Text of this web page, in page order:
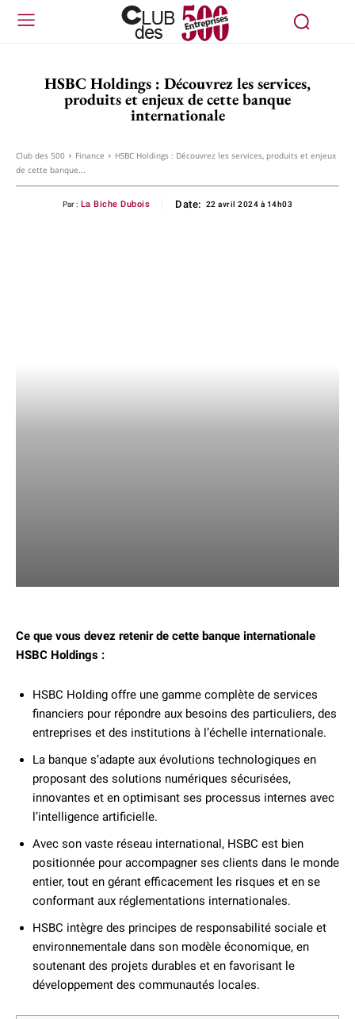
HSBC Holdings : Découvrez les services,
produits et enjeux de cette banque
internationale
Club des 500 Finance
HSBC Holdings : Découvrez les services, produits et enjeux
de cette banque...
Par : La Biche Dubois Date: 22 avril 2024 à 14h03
Ce que vous devez retenir de cette banque internationale
HSBC Holdings :
HSBC Holding offre une gamme complète de services
financiers pour répondre aux besoins des particuliers, des
entreprises et des institutions à l’échelle internationale.
La banque s’adapte aux évolutions technologiques en
proposant des solutions numériques sécurisées,
innovantes et en optimisant ses processus internes avec
l’intelligence artificielle.
Avec son vaste réseau international, HSBC est bien
positionnée pour accompagner ses clients dans le monde
entier, tout en gérant efficacement les risques et en se
conformant aux réglementations internationales.
HSBC intègre des principes de responsabilité sociale et
environnementale dans son modèle économique, en
soutenant des projets durables et en favorisant le
développement des communautés locales.